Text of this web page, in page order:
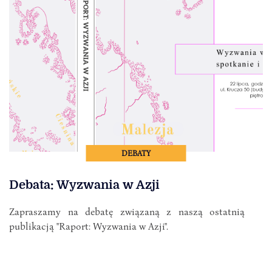
DEBATY
Debata: Wyzwania w Azji
Zapraszamy na debatę związaną z naszą ostatnią
publikacją "Raport: Wyzwania w Azji".